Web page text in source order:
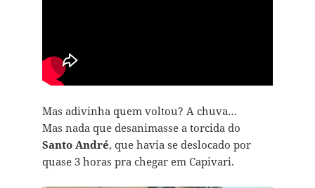
Mas adivinha quem voltou? A chuva…
Mas nada que desanimasse a torcida do
Santo André, que havia se deslocado por
quase 3 horas pra chegar em Capivari.